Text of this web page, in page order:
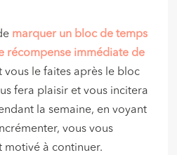
marquer un bloc de temps
récompense immédiate de
vous le faites après le bloc
fera plaisir et vous incitera
la semaine, en voyant
vous vous
motivé à continuer.